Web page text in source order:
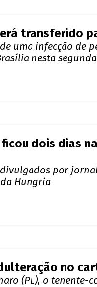
transferido
uma infecção de
nesta segunda
dois dias
divulgados por
Hungria
no
(PL), o tenente-